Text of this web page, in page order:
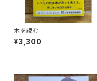
木を読む
¥3,300